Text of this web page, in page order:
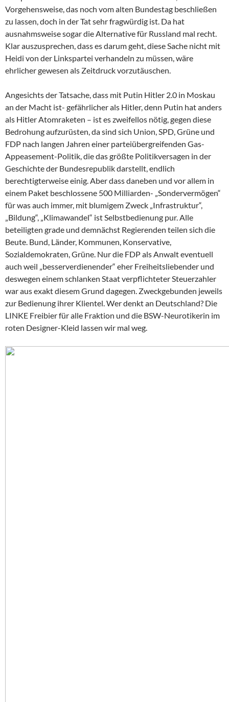
Vorgehensweise, das noch vom alten Bundestag beschließen
zu lassen, doch in der Tat sehr fragwürdig ist. Da hat
ausnahmsweise sogar die Alternative für Russland mal recht.
Klar auszusprechen, dass es darum geht, diese Sache nicht mit
Heidi von der Linkspartei verhandeln zu müssen, wäre
ehrlicher gewesen als Zeitdruck vorzutäuschen.
Angesichts der Tatsache, dass mit Putin Hitler 2.0 in Moskau
an der Macht ist- gefährlicher als Hitler, denn Putin hat anders
als Hitler Atomraketen – ist es zweifellos nötig, gegen diese
Bedrohung aufzurüsten, da sind sich Union, SPD, Grüne und
FDP nach langen Jahren einer parteiübergreifenden Gas-
Appeasement-Politik, die das größte Politikversagen in der
Geschichte der Bundesrepublik darstellt, endlich
berechtigterweise einig. Aber dass daneben und vor allem in
einem Paket beschlossene 500 Milliarden- „Sondervermögen“
für was auch immer, mit blumigem Zweck „Infrastruktur“,
„Bildung“, „Klimawandel“ ist Selbstbedienung pur. Alle
beteiligten grade und demnächst Regierenden teilen sich die
Beute. Bund, Länder, Kommunen, Konservative,
Sozialdemokraten, Grüne. Nur die FDP als Anwalt eventuell
auch weil „besserverdienender“ eher Freiheitsliebender und
deswegen einem schlanken Staat verpflichteter Steuerzahler
war aus exakt diesem Grund dagegen. Zweckgebunden jeweils
zur Bedienung ihrer Klientel. Wer denkt an Deutschland? Die
LINKE Freibier für alle Fraktion und die BSW-Neurotikerin im
roten Designer-Kleid lassen wir mal weg.